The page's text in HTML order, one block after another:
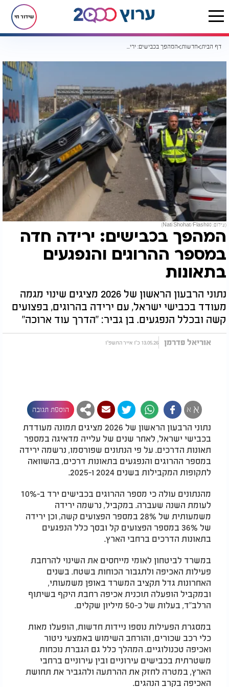
שידור חי
דף הבית חדשות המהפך בכבישים: ירידה חדה במספר ההרוגים והנפגעים בתאונות
(צילום: Nati Shohat/Flash90)
המהפך בכבישים: ירידה חדה
במספר ההרוגים והנפגעים
בתאונות
נתוני הרבעון הראשון של 2026 מציגים שינוי מגמה
מעודד בכבישי ישראל, עם ירידה בהרוגים, בפצועים
קשה ובכלל הנפגעים. בן גביר: "הדרך עוד ארוכה"
אוריאל פדרמן 13.05.26 כ"ו אייר התשפ"ו
א א הוספת תגובה
נתוני הרבעון הראשון של 2026 מציגים תמונה מעודדת
בכבישי ישראל, לאחר שנים של עלייה מדאיגה במספר
תאונות הדרכים. על פי הנתונים שפורסמו, נרשמה ירידה
במספר ההרוגים והנפגעים בתאונות דרכים, בהשוואה
לתקופות המקבילות בשנים 2024 ו-2025.
מהנתונים עולה כי מספר ההרוגים בכבישים ירד ב-10%
לעומת השנה שעברה. במקביל, נרשמה ירידה
משמעותית של 28% במספר הפצועים קשה, וכן ירידה
של 36% במספר הפצועים קל ובסך כלל הנפגעים
בתאונות הדרכים ברחבי הארץ.
במשרד לביטחון לאומי מייחסים את השינוי להרחבת
פעילות האכיפה ולתגבור הכוחות בשטח. בשנים
האחרונות גדל תקציב המשרד באופן משמעותי,
ובמקביל הופעלה תוכנית אכיפה רחבת היקף בשיתוף
הרלב"ד, בעלות של כ-50 מיליון שקלים.
במסגרת הפעילות נוספו ניידות חדשות, הופעלו מאות
כלי רכב שכורים, והורחב השימוש באמצעי ניטור
ואכיפה טכנולוגיים. המהלך כלל גם הגברת נוכחות
משטרתית בכבישים עירוניים ובין עירוניים ברחבי
הארץ, במטרה לחזק את ההרתעה ולהגביר את תחושת
האכיפה בקרב הנהגים.